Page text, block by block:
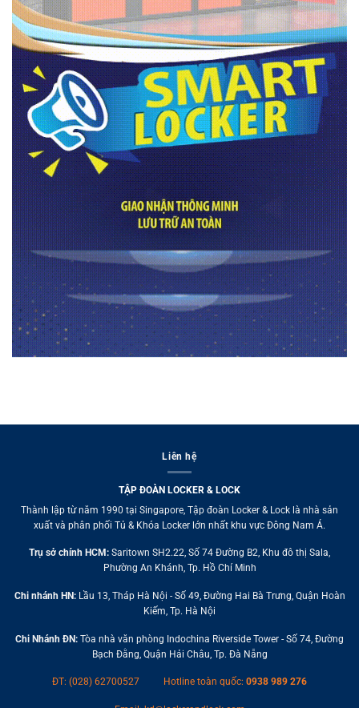
Liên hệ
TẬP ĐOÀN LOCKER & LOCK
Thành lập từ năm 1990 tại Singapore, Tập đoàn Locker & Lock là nhà sản
xuất và phân phối Tủ & Khóa Locker lớn nhất khu vực Đông Nam Á.
Trụ sở chính HCM: Saritown SH2.22, Số 74 Đường B2, Khu đô thị Sala,
Phường An Khánh, Tp. Hồ Chí Minh
Chi nhánh HN:Lầu 13, Tháp Hà Nội - Số 49, Đường Hai Bà Trưng, Quận Hoàn
Kiếm, Tp. Hà Nội
Chi Nhánh ĐN: Tòa nhà văn phòng Indochina Riverside Tower - Số 74, Đường
Bạch Đằng, Quận Hải Châu, Tp. Đà Nẵng
ĐT: (028) 62700527 Hotline toàn quốc: 0938 989 276